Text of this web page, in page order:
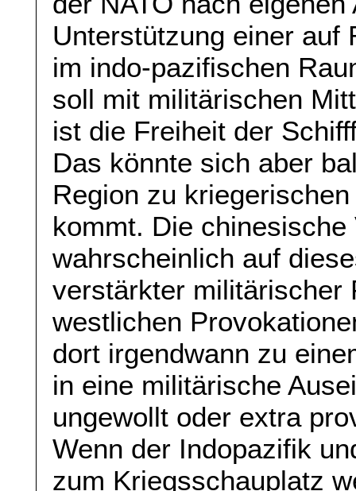
Unterstützung einer auf
im indo-pazifischen
soll mit militärischen
ist die Freiheit der
Das könnte sich aber
Region zu
kommt. Die
wahrscheinlich auf
verstärkter militärischer
westlichen
dort irgendwann zu
in eine militärische
ungewollt oder extra
Wenn der Indopazifik
zum Kriegsschauplatz